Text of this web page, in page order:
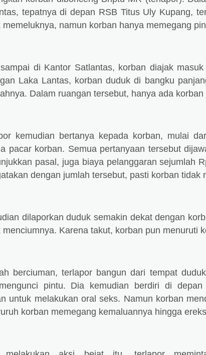
tepatnya di depan RSB Titus Uly Kupang,
memeluknya, namun korban hanya memegang
di Kantor Satlantas, korban diajak
Laka Lantas, korban duduk di bangku
Dalam ruangan tersebut, hanya ada korban
kemudian bertanya kepada korban, mulai
pacar korban. Semua pertanyaan tersebut
pasal, juga biaya pelanggaran sejumlah
dengan jumlah tersebut, pasti korban tidak
dilaporkan duduk semakin dekat dengan
menciumnya. Karena takut, korban pun menuruti
berciuman, terlapor bangun dari tempat
pintu. Dia kemudian berdiri di depan
untuk melakukan oral seks. Namun korban
korban memegang kemaluannya hingga